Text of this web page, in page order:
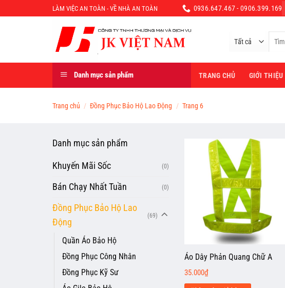
LÀM VIỆC AN TOÀN - VỀ NHÀ AN TOÀN 0936.647.467 - 0906.399.169
kiếm:
Danh mục sản phẩm TRANG CHỦ GIỚI THIỆU
Trang chủ / Đồng Phục Bảo Hộ Lao Động / Trang 6
Danh mục sản phẩm
Khuyến Mãi Sốc (0)
Bán Chạy Nhất Tuần (0)
Đồng Phục Bảo Hộ Lao
Động
(69)
Quần Áo Bảo Hộ
Đồng Phục Công Nhân
Đồng Phục Kỹ Sư
Áo Dây Phản Quang Chữ A
35.000₫